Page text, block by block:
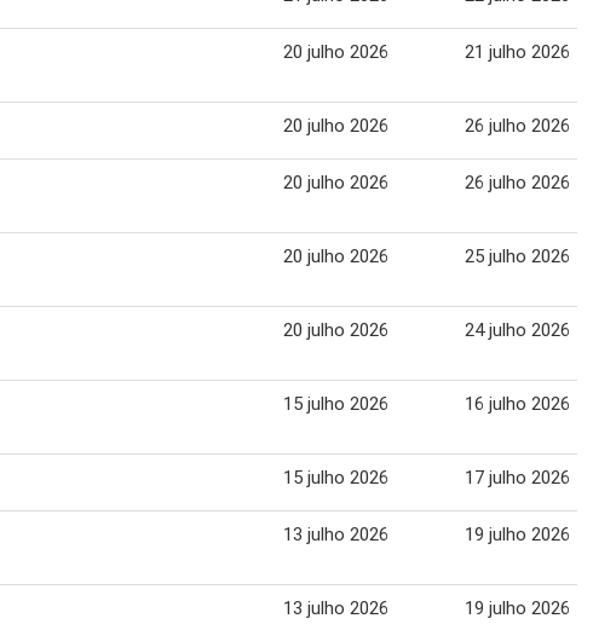
20 julho 2026 21 julho 2026
20 julho 2026 26 julho 2026
20 julho 2026 26 julho 2026
20 julho 2026 25 julho 2026
20 julho 2026 24 julho 2026
15 julho 2026 16 julho 2026
15 julho 2026 17 julho 2026
13 julho 2026 19 julho 2026
13 julho 2026 19 julho 2026